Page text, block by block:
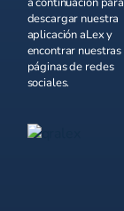
descargar nuestra
aplicación aLex y
encontrar nuestras
páginas de redes
sociales.